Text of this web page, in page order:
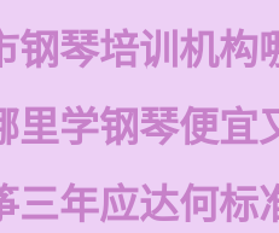
钢琴培训机构
里学钢琴便宜
三年应达何标